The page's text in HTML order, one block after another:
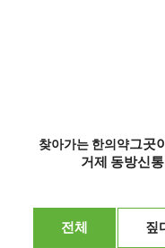
찾아가는 한의약그곳
거제 동방신
전체 짚